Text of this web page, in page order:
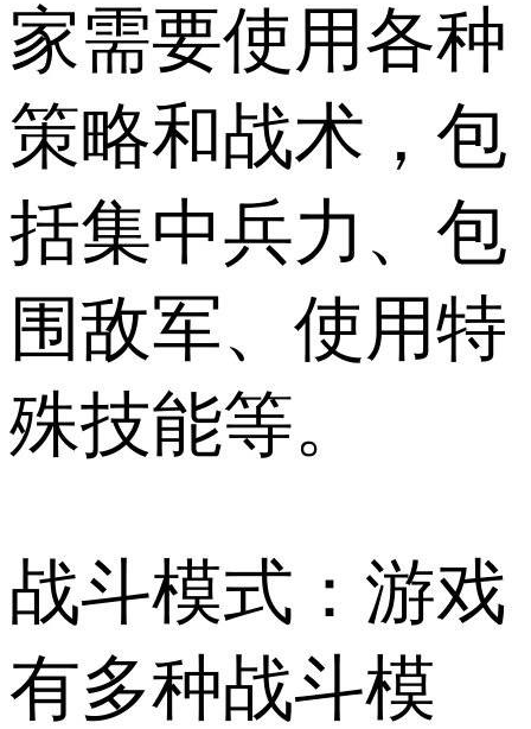
家需要使用各种
策略和战术，包
括集中兵力、包
围敌军、使用特
殊技能等。
战斗模式：游戏
有多种战斗模